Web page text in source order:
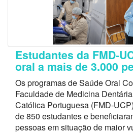
Estudantes da FMD-
oral a mais de 3.000
Os programas de Saúde Oral
Faculdade de Medicina
Católica Portuguesa (FMD-
de 850 estudantes e
pessoas em situação de maior